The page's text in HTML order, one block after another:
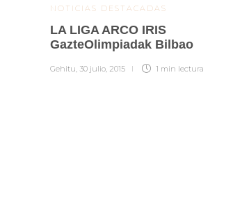
NOTICIAS DESTACADAS
LA LIGA ARCO IRIS
GazteOlimpiadak Bilbao
Gehitu, 30 julio, 2015 1 min lectura